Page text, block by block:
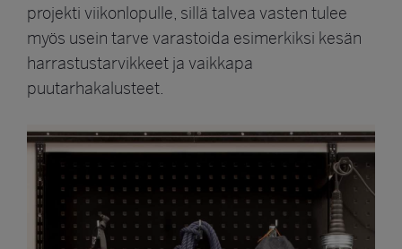
projekti viikonlopulle, sillä talvea vasten tulee
myös usein tarve varastoida esimerkiksi kesän
harrastustarvikkeet ja vaikkapa
puutarhakalusteet.